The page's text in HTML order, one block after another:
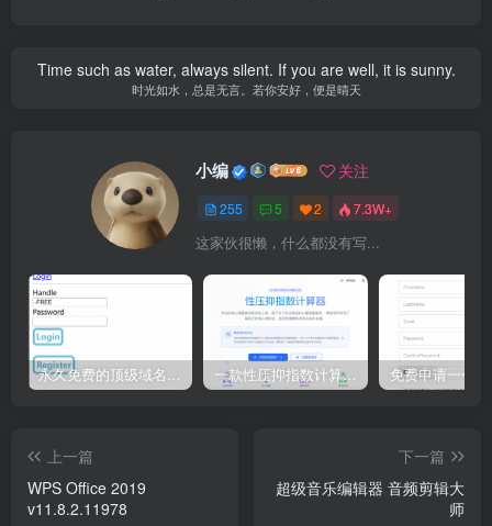
Time such as water, always silent. If you are well, it is sunny.
时光如水，总是无言。若你安好，便是晴天
小编 关注
255 5 2 7.3W+
这家伙很懒，什么都没有写...
永久免费的顶级域名 eu.org 申请教程 一款性压抑指数计算器源码
上一篇
WPS Office 2019
v11.8.2.11978
下一篇
超级音乐编辑器 音频剪辑大
师